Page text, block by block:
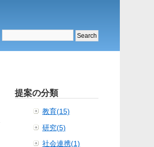
提案の分類
教育(15)
研究(5)
社会連携(1)